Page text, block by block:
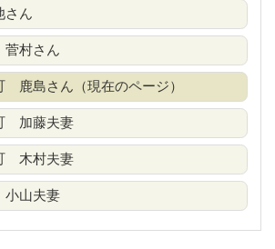
ん
村さん
鹿島さん（現在のページ）
加藤夫妻
木村夫妻
山夫妻